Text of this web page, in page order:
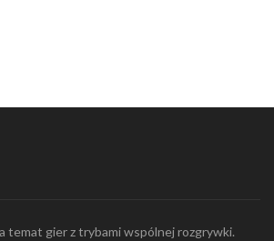
temat gier z trybami wspólnej rozgrywki.